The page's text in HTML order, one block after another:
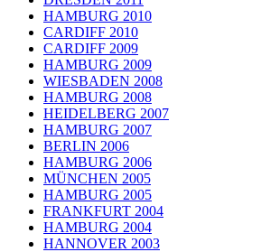
HAMBURG 2010
CARDIFF 2010
CARDIFF 2009
HAMBURG 2009
WIESBADEN 2008
HAMBURG 2008
HEIDELBERG 2007
HAMBURG 2007
BERLIN 2006
HAMBURG 2006
MÜNCHEN 2005
HAMBURG 2005
FRANKFURT 2004
HAMBURG 2004
HANNOVER 2003